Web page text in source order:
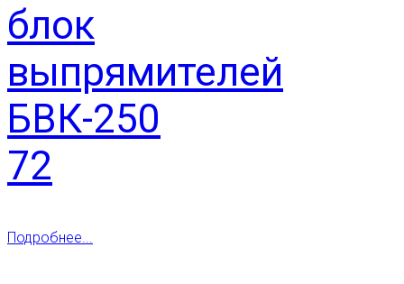
блок
выпрямителей
БВК-250
72
Подробнее...